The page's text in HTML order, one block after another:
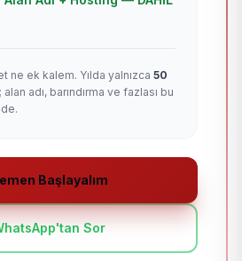
ne ek kalem. Yılda yalnızca 50
; alan adı, barındırma ve fazlası bu
Başlayalım
Sor